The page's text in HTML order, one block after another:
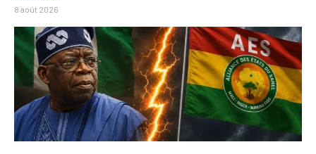
8 août 2026